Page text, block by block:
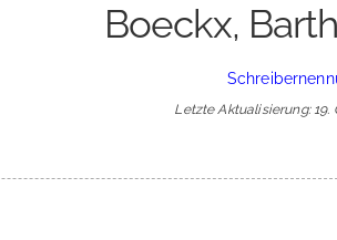
Boeckx,
Letzte Aktualisierung: 19.